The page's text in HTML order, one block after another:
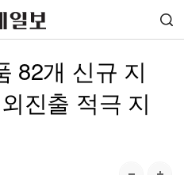
82개 신규 지
진출 적극 지